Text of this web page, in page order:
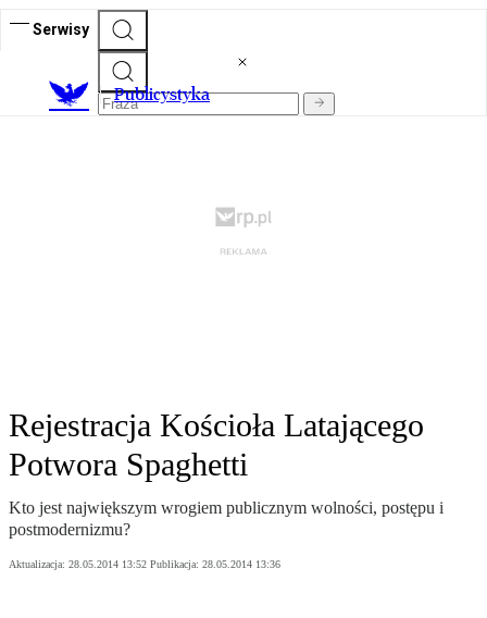
Serwisy
Publicystyka
Rejestracja Kościoła Latającego
Potwora Spaghetti
Kto jest największym wrogiem publicznym wolności, postępu i
postmodernizmu?
Aktualizacja: 28.05.2014 13:52 Publikacja: 28.05.2014 13:36